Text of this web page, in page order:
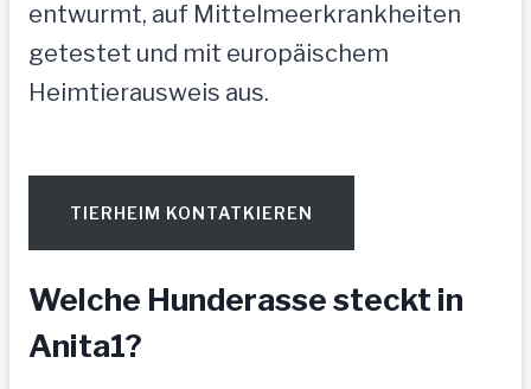
entwurmt, auf Mittelmeerkrankheiten
getestet und mit europäischem
Heimtierausweis aus.
TIERHEIM KONTATKIEREN
Welche Hunderasse steckt in
Anita1?